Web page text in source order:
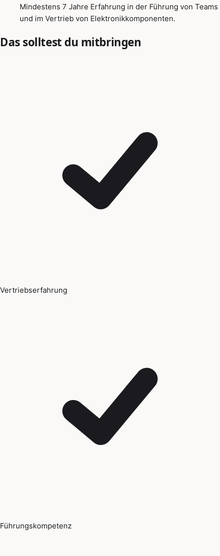
Mindestens 7 Jahre Erfahrung in der Führung von Teams
und im Vertrieb von Elektronikkomponenten.
Das solltest du mitbringen
Vertriebserfahrung
Führungskompetenz